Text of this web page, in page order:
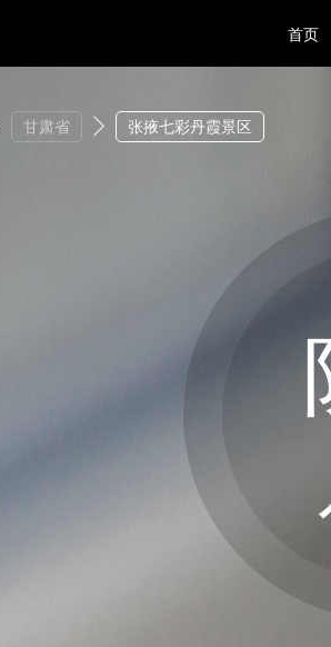
首页
甘肃省 张掖七彩丹霞景区